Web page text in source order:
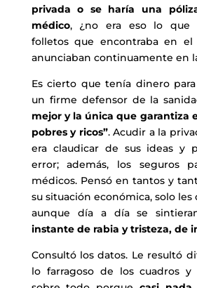
privada o se haría una
médico, ¿no era eso lo que
folletos que encontraba en
anunciaban continuamente en
Es cierto que tenía dinero
un firme defensor de la
mejor y la única que garantiza
pobres y ricos”. Acudir a la
era claudicar de sus ideas y
error; además, los seguros
médicos. Pensó en tantos y
su situación económica, solo les
aunque día a día se
instante de rabia y tristeza, de
Consultó los datos. Le resultó
lo farragoso de los cuadros y